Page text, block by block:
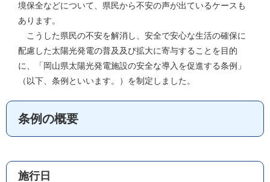
境保全などについて、県民から不安の声が出ているケースも
あります。
こうした県民の不安を解消し、安全で安心な生活の確保に
配慮した太陽光発電の普及及び拡大に寄与することを目的
に、「岡山県太陽光発電施設の安全な導入を促進する条例」
（以下、条例といいます。）を制定しました。
条例の概要
施行日